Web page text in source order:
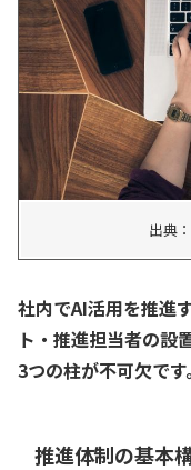
出典
社内でAI活用を推進
ト・推進担当者の設
3つの柱が不可欠です。
推進体制の基本